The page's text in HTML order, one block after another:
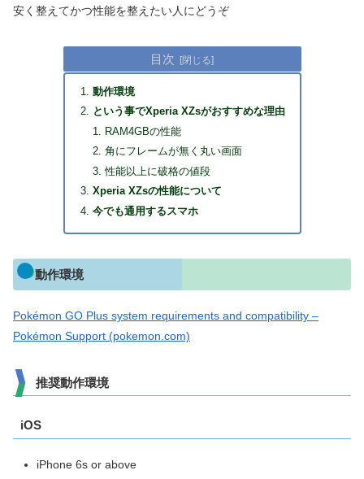
安く整えてかつ性能を整えたい人にどうぞ
目次
動作環境
という事でXperia XZsがおすすめな理由
RAM4GBの性能
角にフレームが無く丸い画面
性能以上に破格の値段
Xperia XZsの性能について
今でも通用するスマホ
動作環境
Pokémon GO Plus system requirements and compatibility –
Pokémon Support (pokemon.com)
推奨動作環境
iOS
iPhone 6s or above